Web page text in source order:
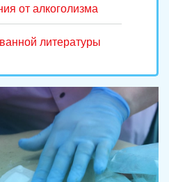
от алкоголизма
литературы